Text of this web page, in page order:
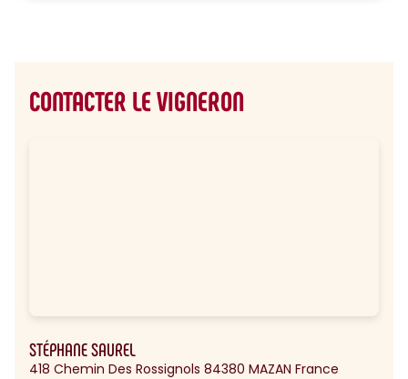
CONTACTER LE VIGNERON
STÉPHANE SAUREL
418 Chemin Des Rossignols 84380 MAZAN France